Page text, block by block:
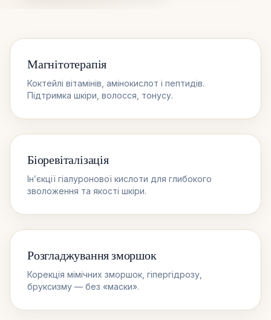
Магнітотерапія
Коктейлі вітамінів, амінокислот і пептидів.
Підтримка шкіри, волосся, тонусу.
Біоревіталізація
Ін’єкції гіалуронової кислоти для глибокого
зволоження та якості шкіри.
Розгладжування зморшок
Корекція мімічних зморшок, гіпергідрозу,
бруксизму — без «маски».